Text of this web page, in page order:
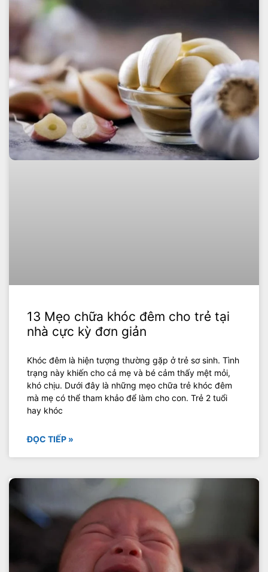
13 Mẹo chữa khóc đêm cho trẻ tại
nhà cực kỳ đơn giản
Khóc đêm là hiện tượng thường gặp ở trẻ sơ sinh. Tình
trạng này khiến cho cả mẹ và bé cảm thấy mệt mỏi,
khó chịu. Dưới đây là những mẹo chữa trẻ khóc đêm
mà mẹ có thể tham khảo để làm cho con. Trẻ 2 tuổi
hay khóc
ĐỌC TIẾP »